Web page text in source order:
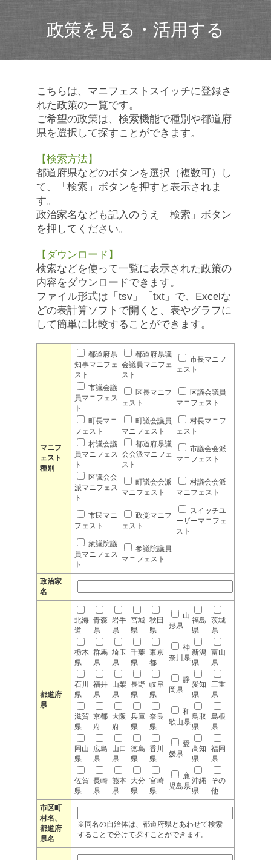
政策を見る・活用する
こちらは、マニフェストスイッチに登録さ
れた政策の一覧です。
ご希望の政策は、検索機能で種別や都道府
県を選択して探すことができます。
【検索方法】
都道府県などのボタンを選択（複数可）し
て、「検索」ボタンを押すと表示されま
す。
政治家名なども記入のうえ「検索」ボタン
を押してください。
【ダウンロード】
検索などを使って一覧に表示された政策の
内容をダウンロードできます。
ファイル形式は「tsv」「txt」で、Excelな
どの表計算ソフトで開くと、表やグラフに
して簡単に比較することができます。
マニフ
ェスト
種別
都道府県
知事マニフェ
スト
都道府県議
会議員マニフェ
スト
市長マニフ
ェスト
市議会議
員マニフェス
ト
区長マニフ
ェスト
区議会議員
マニフェスト
町長マニ
フェスト
町議会議員
マニフェスト
村長マニフ
ェスト
村議会議
員マニフェス
ト
都道府県議
会会派マニフェ
スト
市議会会派
マニフェスト
区議会会
派マニフェス
ト
町議会会派
マニフェスト
村議会会派
マニフェスト
市民マニ
フェスト
政党マニフ
ェスト
スイッチユ
ーザーマニフェ
スト
衆議院議
員マニフェス
ト
参議院議員
マニフェスト
政治家
名
都道府
県
北海
道
青森
県
岩手
県
宮城
県
秋田
県
山
形県
福島
県
茨城
県
栃木
県
群馬
県
埼玉
県
千葉
県
東京
都
神
奈川県
新潟
県
富山
県
石川
県
福井
県
山梨
県
長野
県
岐阜
県
静
岡県
愛知
県
三重
県
滋賀
県
京都
府
大阪
府
兵庫
県
奈良
県
和
歌山県
鳥取
県
島根
県
岡山
県
広島
県
山口
県
徳島
県
香川
県
愛
媛県
高知
県
福岡
県
佐賀
県
長崎
県
熊本
県
大分
県
宮崎
県
鹿
児島県
沖縄
県
その
他
市区町
村名、
都道府
県名
※同名の自治体は、都道府県とあわせて検索
することで分けて探すことができます。